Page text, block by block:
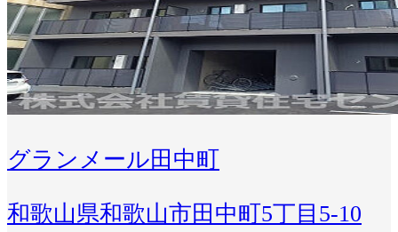
グランメール田中町
和歌山県和歌山市田中町5丁目5-10